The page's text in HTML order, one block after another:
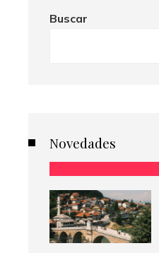
Buscar
Novedades